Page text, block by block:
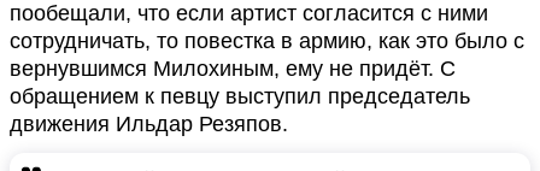
пообещали, что если артист согласится с ними
сотрудничать, то повестка в армию, как это было с
вернувшимся Милохиным, ему не придёт. С
обращением к певцу выступил председатель
движения Ильдар Резяпов.